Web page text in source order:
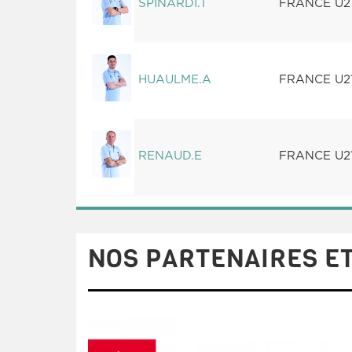
SPINARDI.T FRANCE
HUAULME.A FRANCE
RENAUD.E FRANCE
NOS PARTENAIRES